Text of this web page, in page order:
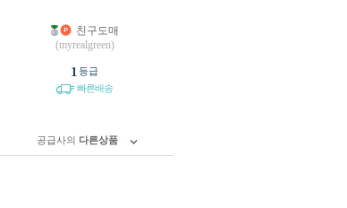
친구도매
(myrealgreen)
1 등급
빠른배송
공급사의 다른상품